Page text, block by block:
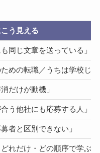
う見える
も同じ文章を送っている」
ための転職／うちは学校じ
消だけが動機」
合う他社にも応募する人」
募者と区別できない」
どれだけ・どの順序で学ぶ